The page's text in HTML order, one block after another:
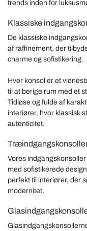
trends inden for
Klassiske
De klassiske
af raffinement, der
charme og sofistikering.
Hver konsol er et
til at berige rum med et
Tidløse og fulde af
interiører, hvor klassisk
autenticitet.
Vores
med sofistikerede
perfekt til interiører, der
modernitet.